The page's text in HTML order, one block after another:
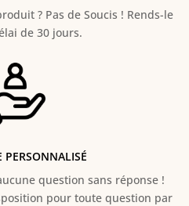
? Pas de Soucis ! Rends-le
de 30 jours.
PERSONNALISÉ
question sans réponse !
pour toute question par